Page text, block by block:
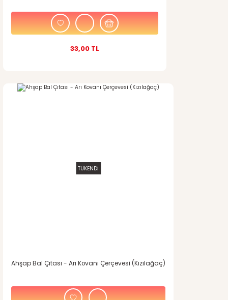
33,00 TL
TÜKENDİ
Ahşap Bal Çıtası - Arı Kovanı Çerçevesi (Kızılağaç)